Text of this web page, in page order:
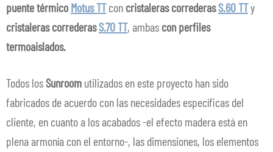
puente térmico Motus TTcon cristaleras correderasS.60 TTy
cristaleras correderasS.70 TT, ambas con perfiles
termoaislados.
Todos los Sunroom utilizados en este proyecto han sido
fabricados de acuerdo con las necesidades específicas del
cliente, en cuanto a los acabados -el efecto madera está en
plena armonía con el entorno-, las dimensiones, los elementos